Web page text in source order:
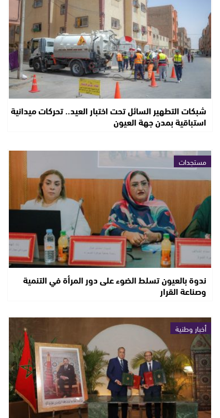
شبكات التطهير السائل تحت اختبار العيد.. تحركات ميدانية
استباقية بمدن جهة العيون
مستجدات
ندوة بالعيون تسلط الضوء على دور المرأة في التنمية
وصناعة القرار
أخبار وطنية